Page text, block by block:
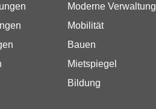
Moderne Verwaltung
Mobilität
Bauen
Mietspiegel
Bildung